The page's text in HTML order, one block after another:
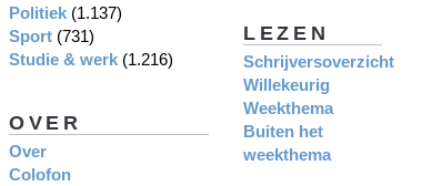
LEZEN
Schrijversoverzicht
Willekeurig
Weekthema
Buiten het
weekthema
Politiek (1.137)
Sport (731)
Studie & werk (1.216)
OVER
Over
Colofon